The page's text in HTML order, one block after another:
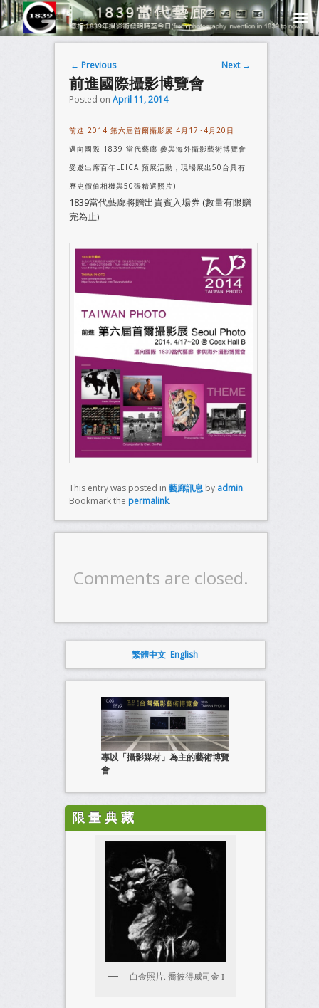
Post navigation
← Previous Next →
前進國際攝影博覽會
Posted on April 11, 2014
前進 2014 第六屆首爾攝影展 4月17~4月20日
邁向國際 1839 當代藝廊 參與海外攝影藝術博覽會
受邀出席百年LEICA 預展活動，現場展出50台具有
歷史價值相機與50張精選照片)
1839當代藝廊將贈出貴賓入場券 (數量有限贈
完為止)
This entry was posted in 藝廊訊息by admin.
Bookmark the permalink.
Comments are closed.
繁體中文 English
專以「攝影媒材」為主的藝術博覽
會
限 量 典 藏
白金照片. 喬彼得威司金 I